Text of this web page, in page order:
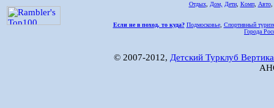
Отдых, Дом, Дети, Комп, Авто,
Если не в поход, то куда? Подмосковье, Спортивный
Города
© 2007-2012, Детский Турклуб